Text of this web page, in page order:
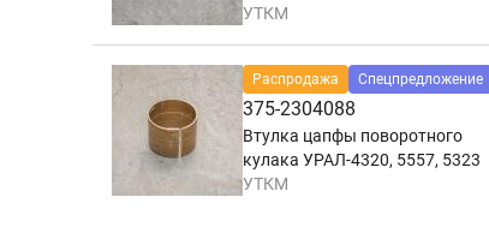
УТКМ
Распродажа Спецпредложение
375-2304088
Втулка цапфы поворотного
кулака УРАЛ-4320, 5557, 5323
УТКМ